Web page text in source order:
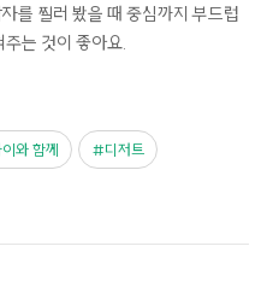
를 찔러 봤을 때 중심까지 부드럽
는 것이 좋아요.
와 함께 디저트